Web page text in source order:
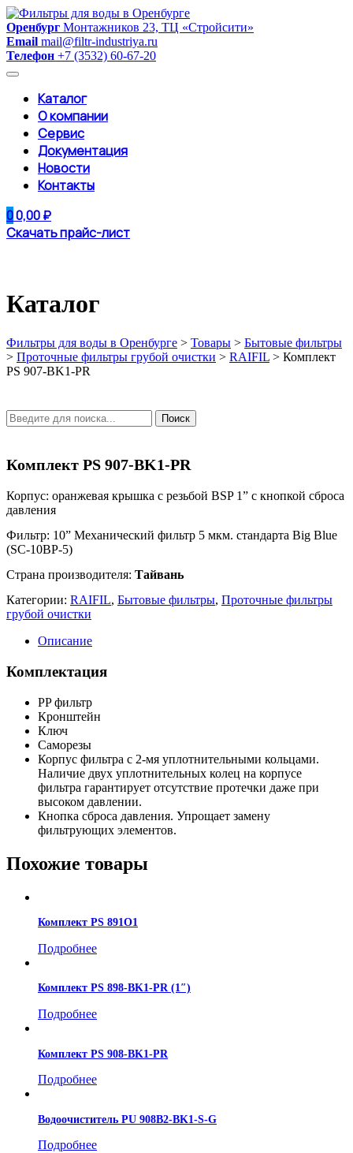
Skip
to
content
Оренбург Монтажников 23, ТЦ «Стройсити»
Email mail@filtr-industriya.ru
Телефон +7 (3532) 60-67-20
Каталог
О компании
Сервис
Документация
Новости
Контакты
00,00₽
Скачать прайс-лист
Каталог
Фильтры для воды в Оренбурге > Товары > Бытовые фильтры
> Проточные фильтры грубой очистки > RAIFIL > Комплект
PS 907-BK1-PR
Search
for:
Поиск
Комплект PS 907-BK1-PR
Корпус: оранжевая крышка с резьбой BSP 1” с кнопкой сброса
давления
Фильтр: 10” Механический фильтр 5 мкм. стандарта Big Blue
(SC-10BP-5)
Страна производителя: Тайвань
Категории: RAIFIL, Бытовые фильтры, Проточные фильтры
грубой очистки
Описание
Комплектация
PP фильтр
Кронштейн
Ключ
Саморезы
Корпус фильтра с 2-мя уплотнительными кольцами.
Наличие двух уплотнительных колец на корпусе
фильтра гарантирует отсутствие протечки даже при
высоком давлении.
Кнопка сброса давления. Упрощает замену
фильтрующих элементов.
Похожие товары
Комплект PS 891O1
Подробнее
Комплект PS 898-BK1-PR (1″)
Подробнее
Комплект PS 908-BK1-PR
Подробнее
Водоочиститель PU 908B2-BK1-S-G
Подробнее